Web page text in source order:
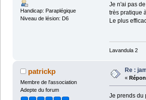
Handicap: Paraplégique
Niveau de lésion: D6
Je n'ai pas
très pratique
Le plus
Lavandula 2
patrickp
Membre de l'association
Adepte du forum
Re :
«
Je prends du